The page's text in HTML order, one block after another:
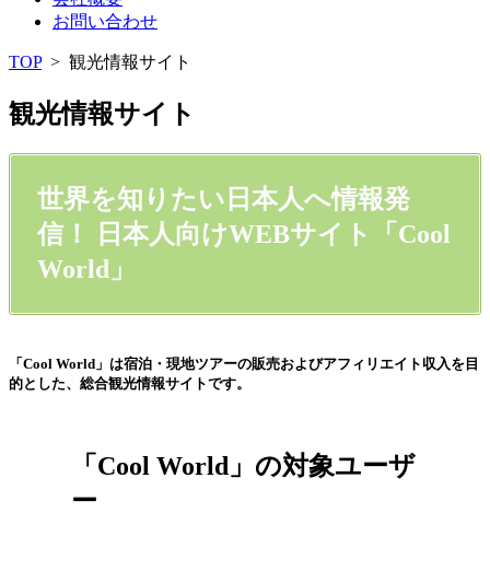
お問い合わせ
TOP> 観光情報サイト
観光情報サイト
世界を知りたい日本人へ情報発
信！ 日本人向けWEBサイト「Cool
World」
「Cool World」は宿泊・現地ツアーの販売およびアフィリエイト収入を目
的とした、総合観光情報サイトです。
「Cool World」の対象ユーザ
ー